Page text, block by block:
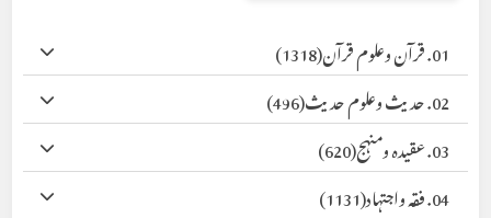
01. قرآن وعلوم قرآن
(1318)
02. حدیث وعلوم حدیث
(496)
03. عقیدہ ومنہج
(620)
04. فقہ واجتہاد
(1131)